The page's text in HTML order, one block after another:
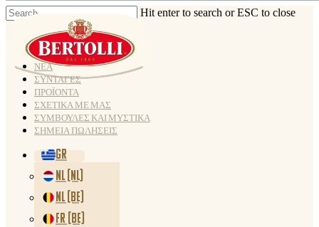
Hit enter to search or ESC to close
ΝΕΑ
ΣΥΝΤΑΓΕΣ
ΠΡΟΪΟΝΤΑ
ΣΧΕΤΙΚΑ ΜΕ ΜΑΣ
ΣΥΜΒΟΥΛΕΣ ΚΑΙ ΜΥΣΤΙΚΑ
ΣΗΜΕΙΑ ΠΩΛΗΣΕΙΣ
GR
NL (NL)
NL (BE)
FR (BE)